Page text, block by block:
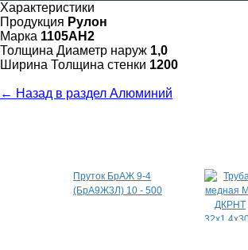
Характеристики
Продукция Рулон
Марка 1105АН2
Толщина Диаметр наруж 1,0
Ширина Толщина стенки 1200
← Назад в раздел Алюминий
Пруток БрАЖ 9-4
(БрА9Ж3Л) 10 - 500